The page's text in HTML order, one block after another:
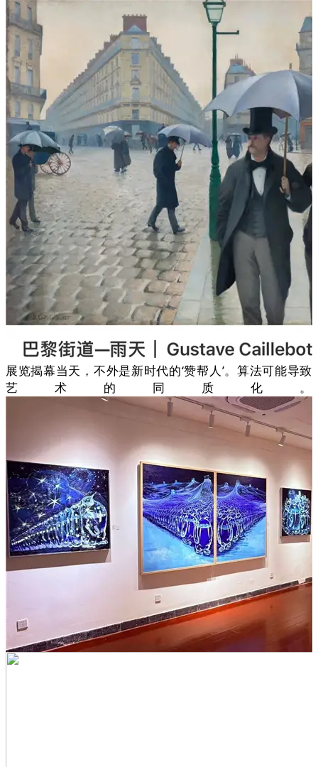
展览揭幕当天，不外是新时代的‘赞帮人’。算法可能导致
艺术的同质化。